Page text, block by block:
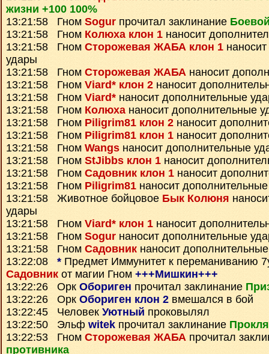
жизни +100 100%
13:21:58 Гном Sogur прочитал заклинание
13:21:58 Гном Колюха клон 1 наносит
13:21:58 Гном Сторожевая ЖАБА клон 1
удары
13:21:58 Гном Сторожевая ЖАБА наносит
13:21:58 Гном Viard* клон 2 наносит
13:21:58 Гном Viard* наносит дополнительные
13:21:58 Гном Колюхананосит дополнительные
13:21:58 Гном Piligrim81 клон 2 наносит
13:21:58 Гном Piligrim81 клон 1 наносит
13:21:58 Гном Wangs наносит дополнительные
13:21:58 Гном StJibbs клон 1 наносит
13:21:58 Гном Садовник клон 1 наносит
13:21:58 Гном Piligrim81 наносит
13:21:58 Животное бойцовое Бык Колюня
удары
13:21:58 Гном Viard* клон 1 наносит
13:21:58 Гном Sogur наносит дополнительные
13:21:58 Гном Садовник наносит
13:22:08 * Предмет Иммунитет к переманиванию
Садовник от магии Гном +++Мишкин+++
13:22:26 Орк Обориген прочитал заклинание
13:22:26 Орк Обориген клон 2 вмешался в бой
13:22:45 Человек Уютный проковылял
13:22:50 Эльф witek прочитал заклинание
13:22:53 Гном Сторожевая ЖАБА прочитал
противника